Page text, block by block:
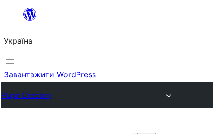
Перейти
вмісту
Україна
Завантажити WordPress
Plugin Directory